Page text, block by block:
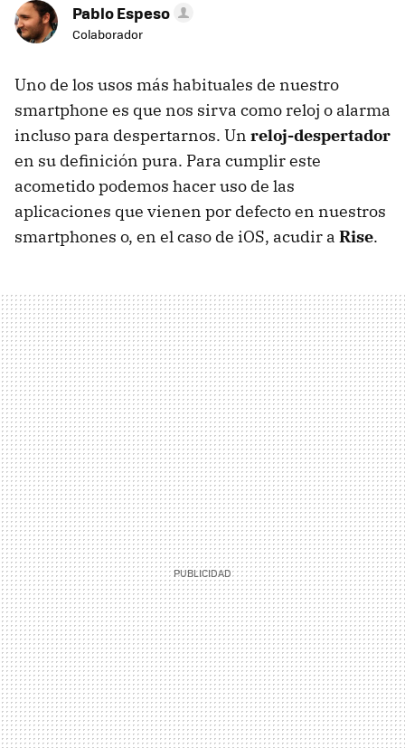
Pablo Espeso
Colaborador
Uno de los usos más habituales de nuestro
smartphone es que nos sirva como reloj o alarma
incluso para despertarnos. Un reloj-despertador
en su definición pura. Para cumplir este
acometido podemos hacer uso de las
aplicaciones que vienen por defecto en nuestros
smartphones o, en el caso de iOS, acudir a Rise.